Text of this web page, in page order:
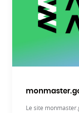
Le site